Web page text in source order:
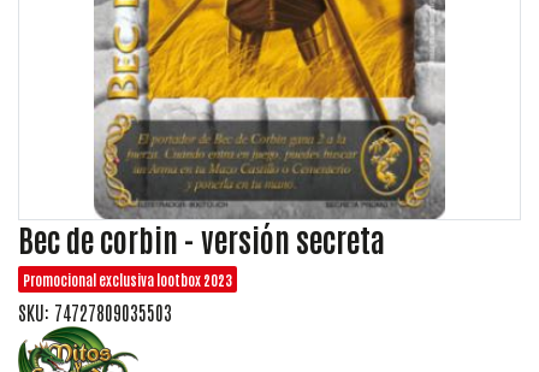
Bec de corbin - versión secreta
Promocional exclusiva lootbox 2023
SKU: 74727809035503